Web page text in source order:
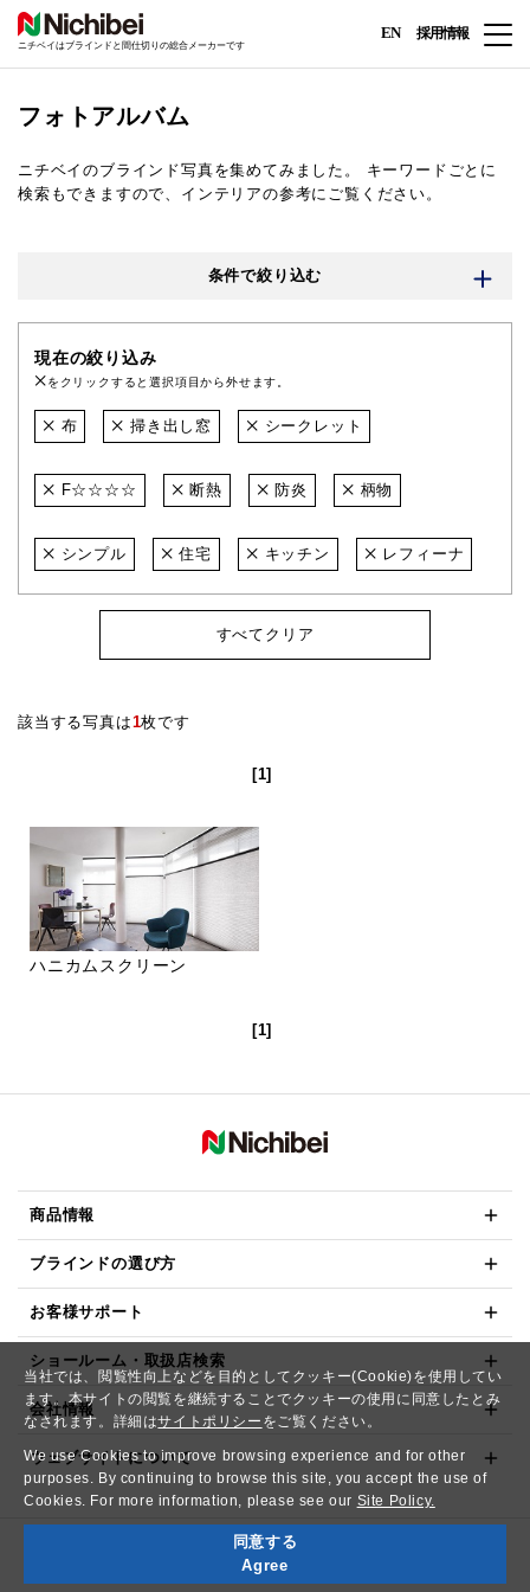
当社では、閲覧性向上などを目的としてクッキー(Cookie)を使用してい
ます。本サイトの閲覧を継続することでクッキーの使用に同意したとみ
なされます。詳細はサイトポリシー をご覧ください。
We use Cookies to improve browsing experience and for other
purposes. By continuing to browse this site, you accept the use of
Cookies. For more information, please see our Site Policy.
同意する
Agree
ニチベイはブラインドと間仕切りの総合メーカーです
EN 採用情報
フォトアルバム
ニチベイのブラインド写真を集めてみました。
キーワードごとに
検索もできますので、インテリアの参考にご覧ください。
条件で絞り込む
現在の絞り込み
をクリックすると選択項目から外せます。
布 掃き出し窓 シークレット
F☆☆☆☆ 断熱 防炎 柄物
シンプル 住宅 キッチン レフィーナ
すべてクリア
該当する写真は1枚です
[1]
ハニカムスクリーン
[1]
商品情報
ブラインドの選び方
お客様サポート
ショールーム・取扱店検索
会社情報
ウェブサイトについて
Copyright© NICHIBEI CO.,LTD. All Rights Reserved.